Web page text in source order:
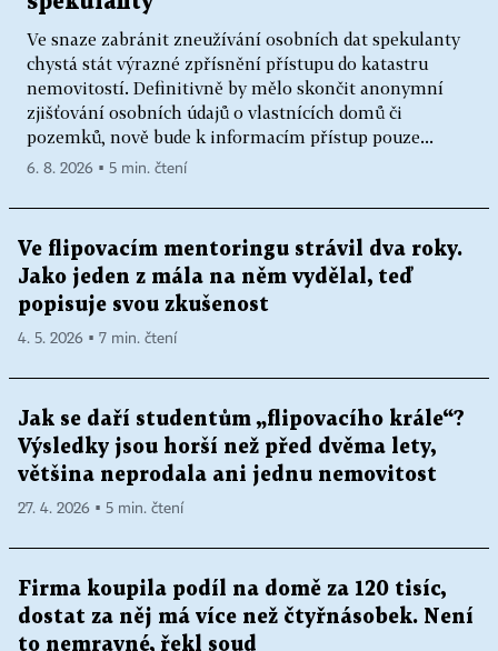
Ve snaze zabránit zneužívání osobních dat spekulanty
chystá stát výrazné zpřísnění přístupu do katastru
nemovitostí. Definitivně by mělo skončit anonymní
zjišťování osobních údajů o vlastnících domů či
pozemků, nově bude k informacím přístup pouze...
6. 8. 2026 ▪ 5 min. čtení
Ve flipovacím mentoringu strávil dva roky.
Jako jeden z mála na něm vydělal, teď
popisuje svou zkušenost
4. 5. 2026 ▪ 7 min. čtení
Jak se daří studentům „flipovacího krále“?
Výsledky jsou horší než před dvěma lety,
většina neprodala ani jednu nemovitost
27. 4. 2026 ▪ 5 min. čtení
Firma koupila podíl na domě za 120 tisíc,
dostat za něj má více než čtyřnásobek. Není
to nemravné, řekl soud